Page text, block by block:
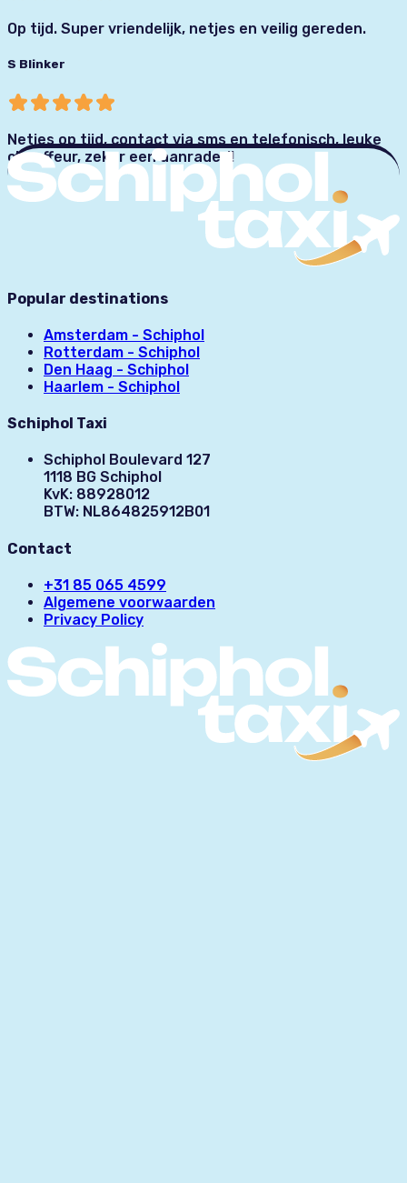
Op tijd. Super vriendelijk, netjes en veilig gereden.
S Blinker
Netjes op tijd, contact via sms en telefonisch, leuke
chauffeur, zeker een aanrader!!
Popular destinations
Amsterdam - Schiphol
Rotterdam - Schiphol
Den Haag - Schiphol
Haarlem - Schiphol
Schiphol Taxi
Schiphol Boulevard 127
1118 BG Schiphol
KvK: 88928012
BTW: NL864825912B01
Contact
+31 85 065 4599
Algemene voorwaarden
Privacy Policy